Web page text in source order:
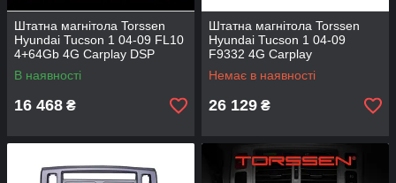
Штатна магнітола Torssen
Hyundai Tucson 1 04-09 FL10
4+64Gb 4G Carplay DSP
В наявності
16 468 ₴
Штатна магнітола Torssen
Hyundai Tucson 1 04-09
F9332 4G Carplay
Немає в наявності
26 129 ₴